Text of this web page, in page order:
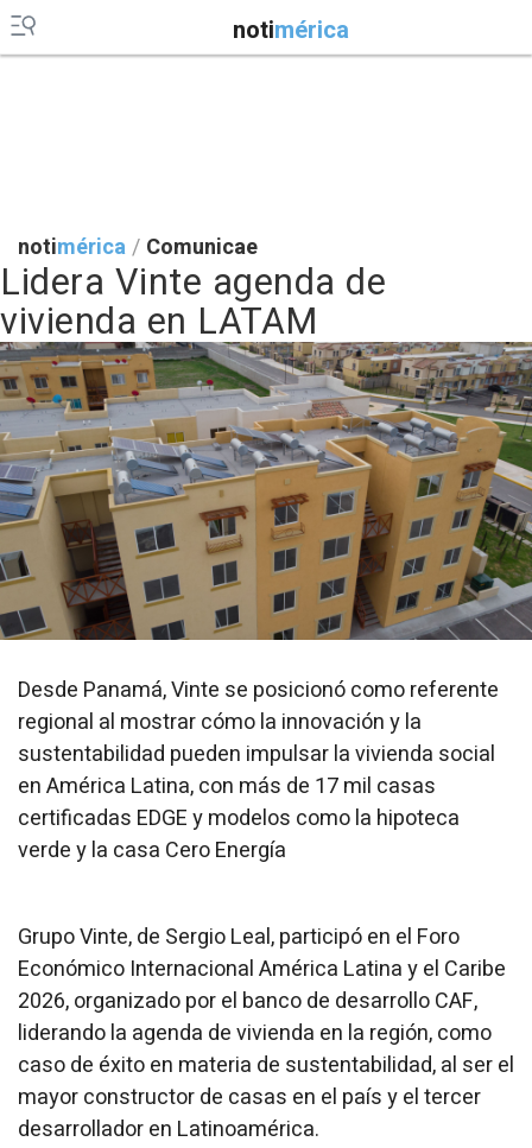
notimérica
notimérica/ Comunicae
Lidera Vinte agenda de
vivienda en LATAM
Desde Panamá, Vinte se posicionó como referente
regional al mostrar cómo la innovación y la
sustentabilidad pueden impulsar la vivienda social
en América Latina, con más de 17 mil casas
certificadas EDGE y modelos como la hipoteca
verde y la casa Cero Energía
Grupo Vinte, de Sergio Leal, participó en el Foro
Económico Internacional América Latina y el Caribe
2026, organizado por el banco de desarrollo CAF,
liderando la agenda de vivienda en la región, como
caso de éxito en materia de sustentabilidad, al ser el
mayor constructor de casas en el país y el tercer
desarrollador en Latinoamérica.